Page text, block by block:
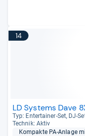
14
LD Systems Dave
Typ: Enter­tai­ner-​Set, DJ-​
Tech­nik: Aktiv
Kom­pakte PA-​Anlage